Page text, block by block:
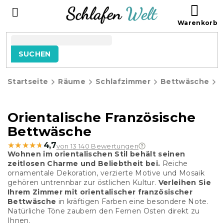
SUCHEN
Startseite Räume Schlafzimmer Bettwäsche
Orientalische Französische
Bettwäsche
★★★★★
★★★★★ 4,7von 13 140 Bewertungen
Wohnen im orientalischen Stil behält seinen
zeitlosen Charme und Beliebtheit bei. Reiche
ornamentale Dekoration, verzierte Motive und Mosaik
gehören untrennbar zur östlichen Kultur. Verleihen Sie
Ihrem Zimmer mit orientalischer französischer
Bettwäsche in kräftigen Farben eine besondere Note.
Natürliche Töne zaubern den Fernen Osten direkt zu
Ihnen.